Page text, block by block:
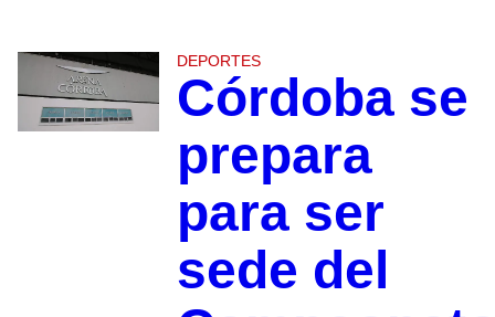
DEPORTES
Córdoba se
prepara
para ser
sede del